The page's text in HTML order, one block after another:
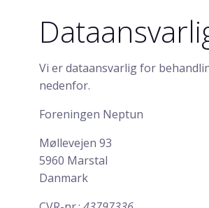
Vi er dataansvarlig for
nedenfor.
Foreningen Neptun
Møllevejen 93
5960 Marstal
Danmark